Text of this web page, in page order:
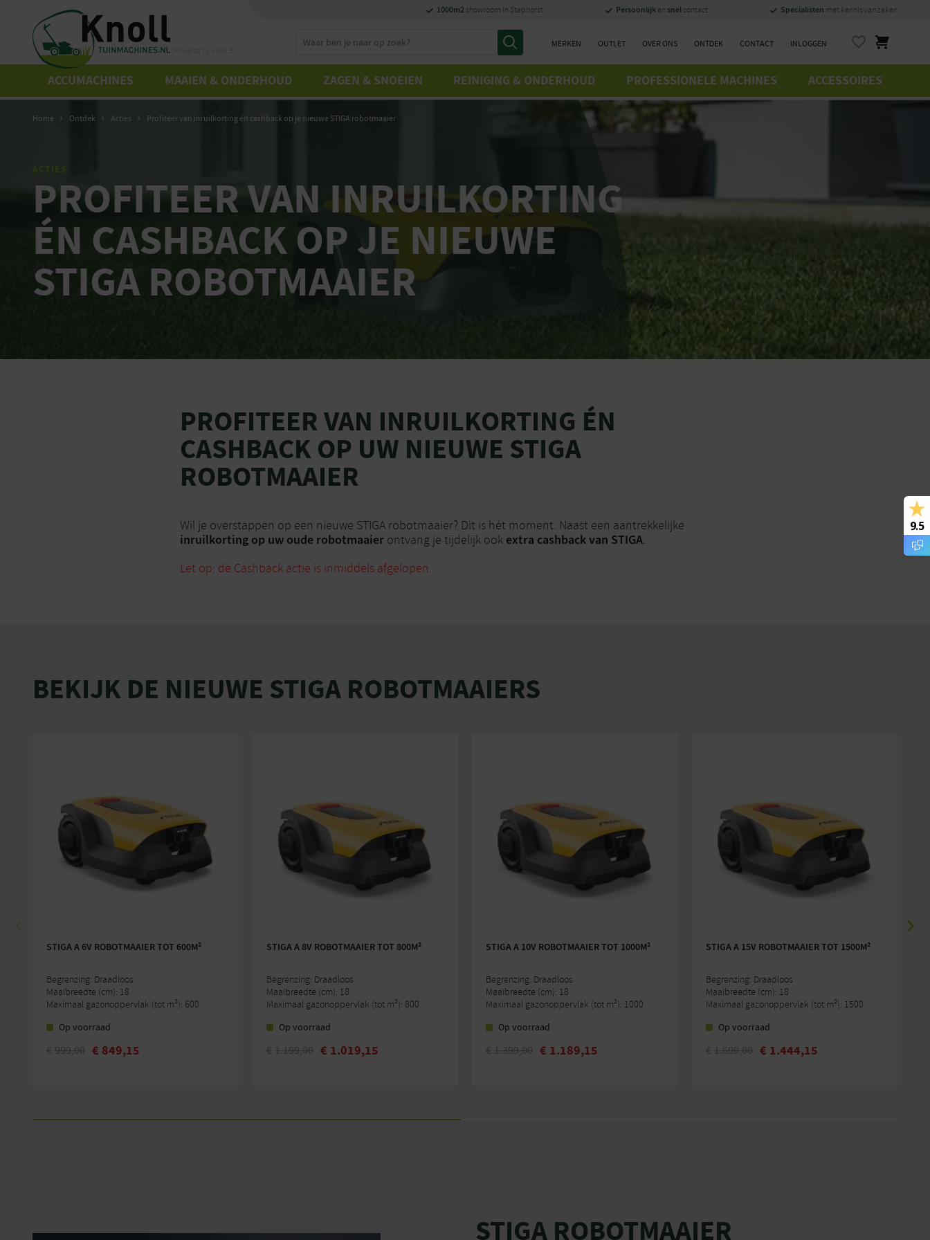
1000m2 showroom in Staphorst Persoonlijk en snel contact Specialisten met kennis van zaken
Zoeken MERKEN OUTLET OVER ONS ONTDEK CONTACT INLOGGEN
ACCUMACHINES MAAIEN & ONDERHOUD ZAGEN & SNOEIEN REINIGING & ONDERHOUD PROFESSIONELE MACHINES ACCESSOIRES
Home Ontdek Acties Profiteer van inruilkorting én cashback op je nieuwe STIGA robotmaaier
PROFITEER VAN INRUILKORTING
ÉN CASHBACK OP JE NIEUWE
STIGA ROBOTMAAIER
PROFITEER VAN INRUILKORTING ÉN
CASHBACK OP UW NIEUWE STIGA
ROBOTMAAIER
Wil je overstappen op een nieuwe STIGA robotmaaier? Dit is hét moment. Naast een aantrekkelijke
inruilkorting op uw oude robotmaaier ontvang je tijdelijk ook extra cashback van STIGA.
Let op: de Cashback actie is inmiddels afgelopen.
BEKIJK DE NIEUWE STIGA ROBOTMAAIERS
STIGA A 6V ROBOTMAAIER TOT 600M²
Begrenzing: Draadloos
Maaibreedte (cm): 18
Maximaal gazonoppervlak (tot m²): 600
Op voorraad
€ 999,00
Oorspronkelijke
€ 849,15
Huidige
STIGA A 8V ROBOTMAAIER TOT 800M²
Begrenzing: Draadloos
Maaibreedte (cm): 18
Maximaal gazonoppervlak (tot m²): 800
Op voorraad
€ 1.199,00
Oorspronkelijke
€ 1.019,15
Huidige
STIGA A 10V ROBOTMAAIER TOT 1000M²
Begrenzing: Draadloos
Maaibreedte (cm): 18
Maximaal gazonoppervlak (tot m²): 1000
Op voorraad
€ 1.399,00
Oorspronkelijke
€ 1.189,15
Huidige
STIGA A 15V ROBOTMAAIER TOT 1500M²
Begrenzing: Draadloos
Maaibreedte (cm): 18
Maximaal gazonoppervlak (tot m²): 1500
Op voorraad
€ 1.699,00
Oorspronkelijke
€ 1.444,15
Huidige
STIGA ROBOTMAAIER
9.5